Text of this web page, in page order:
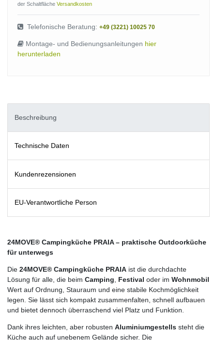
der Schaltfläche Versandkosten
Telefonische Beratung: +49 (3221) 10025 70
Montage- und Bedienungsanleitungen hier
herunterladen
Beschreibung
Technische Daten
Kundenrezensionen
EU-Verantwortliche Person
24MOVE® Campingküche PRAIA – praktische Outdoorküche
für unterwegs
Die 24MOVE® Campingküche PRAIA ist die durchdachte
Lösung für alle, die beim Camping Festival oder im Wohnmobil
Wert auf Ordnung, Stauraum und eine stabile Kochmöglichkeit
legen. Sie lässt sich kompakt zusammenfalten, schnell aufbauen
und bietet dennoch überraschend viel Platz und Funktion.
Dank ihres leichten, aber robusten Aluminiumgestells steht die
Küche auch auf unebenem Gelände sicher. Die